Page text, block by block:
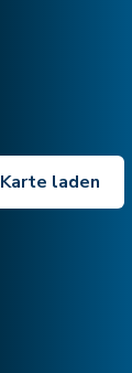
Karte laden